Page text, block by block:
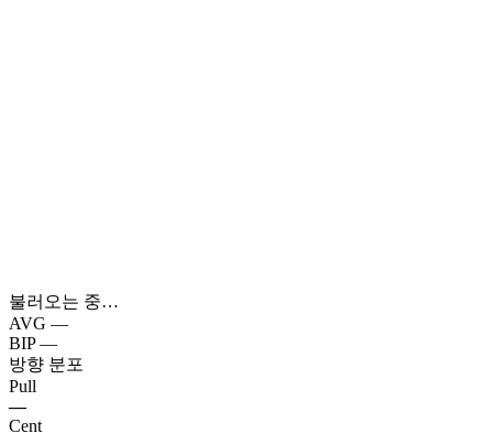
불러오는 중…
AVG —
BIP —
방향 분포
Pull
—
Cent